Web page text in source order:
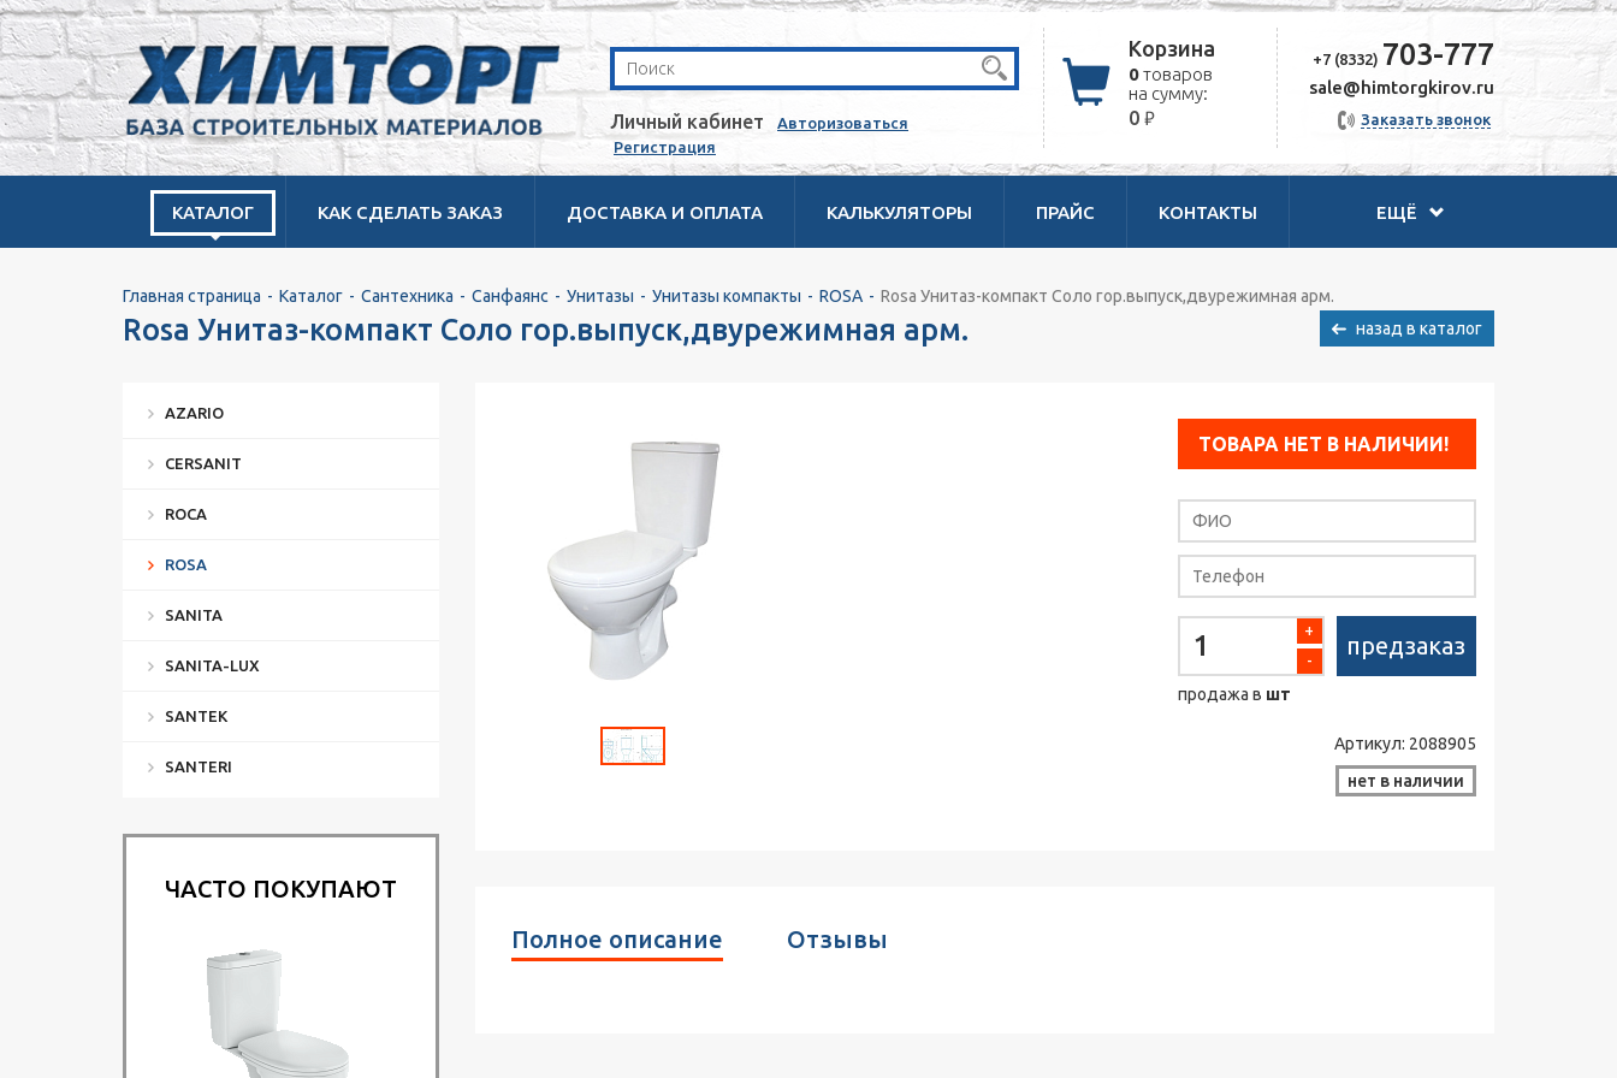
Личный кабинет
Авторизоваться
Регистрация
Корзина
0товаров
на сумму:
0 ₽
+7 (8332) 703-777
sale@himtorgkirov.ru
Заказать звонок
КАТАЛОГ КАК СДЕЛАТЬ ЗАКАЗ ДОСТАВКА И ОПЛАТА КАЛЬКУЛЯТОРЫ ПРАЙС КОНТАКТЫ ЕЩЁ
Главная страница Каталог Сантехника Санфаянс Унитазы Унитазы компакты ROSA Rosa Унитаз-компакт Соло гор.выпуск,двурежимная арм.
Rosa Унитаз-компакт Соло гор.выпуск,двурежимная арм. назад в каталог
AZARIO
CERSANIT
ROCA
ROSA
SANITA
SANITA-LUX
SANTEK
SANTERI
ЧАСТО ПОКУПАЮТ
ТОВАРА НЕТ В НАЛИЧИИ!
-
+
продажа в шт
предзаказ
Артикул: 2088905
нет в наличии
Полное описание Отзывы